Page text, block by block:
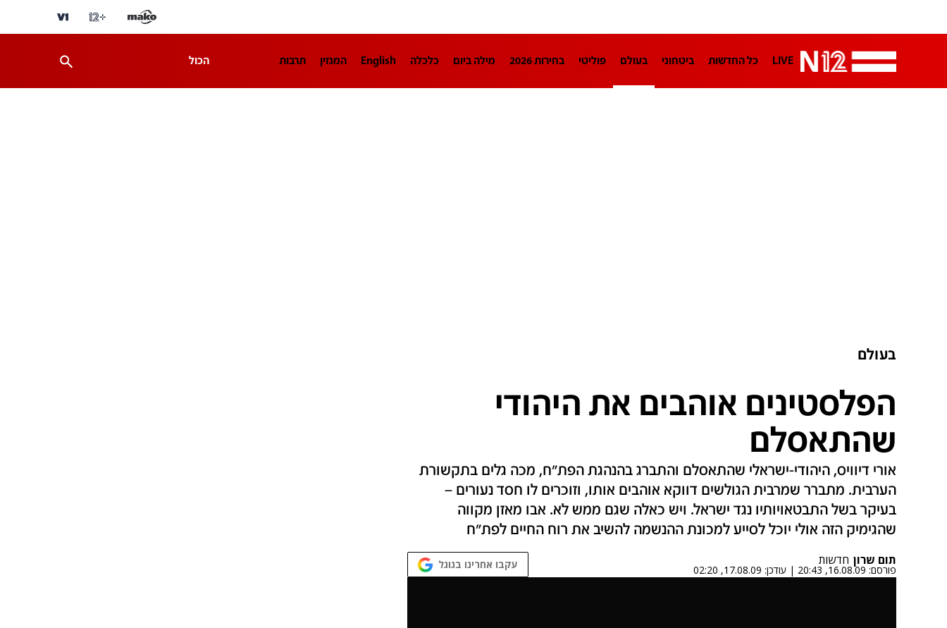
LIVE כל החדשות ביטחוני בעולם פוליטי בחירות 2026 מילה ביום כלכלה English המגזין תרבות הכול
בעולם
הפלסטינים אוהבים את היהודי
שהתאסלם
אורי דיוויס, היהודי-ישראלי שהתאסלם והתברג בהנהגת הפת"ח, מכה גלים בתקשורת
הערבית. מתברר שמרבית הגולשים דווקא אוהבים אותו, וזוכרים לו חסד נעורים –
בעיקר בשל התבטאויותיו נגד ישראל. ויש כאלה שגם ממש לא. אבו מאזן מקווה
שהגימיק הזה אולי יוכל לסייע למכונת ההנשמה להשיב את רוח החיים לפת"ח
תום שרון חדשות
פורסם: 16.08.09, 20:43
| עודכן: 17.08.09, 02:20 עקבו אחרינו בגוגל